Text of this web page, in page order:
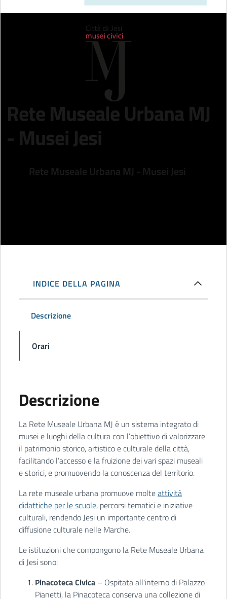
Rete Museale Urbana MJ
- Musei Jesi
Rete Museale Urbana MJ - Musei Jesi
INDICE DELLA PAGINA
Descrizione
Orari
Descrizione
La Rete Museale Urbana MJ è un sistema integrato di
musei e luoghi della cultura con l’obiettivo di valorizzare
il patrimonio storico, artistico e culturale della città,
facilitando l’accesso e la fruizione dei vari spazi museali
e storici, e promuovendo la conoscenza del territorio.
La rete museale urbana promuove molteattività
didattiche per le scuole, percorsi tematici e iniziative
culturali, rendendo Jesi un importante centro di
diffusione culturale nelle Marche.
Le istituzioni che compongono la Rete Museale Urbana
di Jesi sono:
Pinacoteca Civica – Ospitata all'interno di Palazzo
Pianetti, la Pinacoteca conserva una collezione di